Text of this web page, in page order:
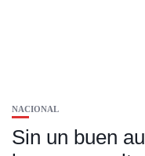
NACIONAL
Sin un buen